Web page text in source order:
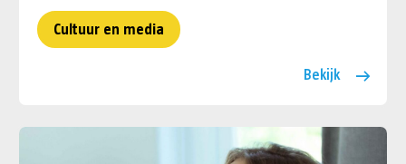
Cultuur en media
Bekijk